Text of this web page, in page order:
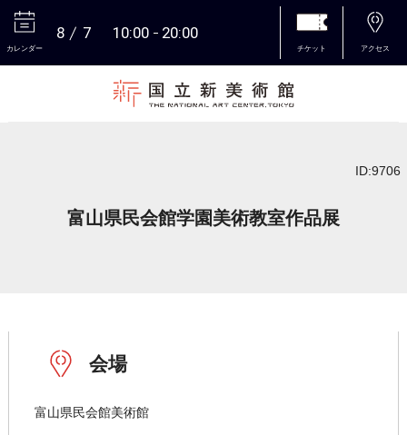
カレンダー
8 7 10:00 20:00
チケット アクセス
ID:9706
富山県民会館学園美術教室作品展
会場
富山県民会館美術館